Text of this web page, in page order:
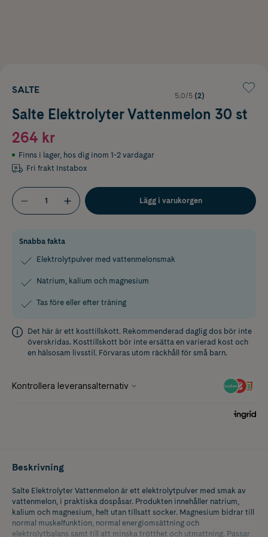
SALTE
5.0/5 (2)
Salte Elektrolyter Vattenmelon 30 st
264 kr
Finns i lager, hos dig inom 1-2 vardagar
Fri frakt Instabox
Lägg i varukorgen
Snabba fakta
Elektrolytpulver med vattenmelonsmak
Natrium, kalium och magnesium
Tas före eller efter träning
Det här är ett kosttillskott. Rekommenderad daglig dos bör inte
överskridas. Kosttillskott bör inte ersätta en varierad kost och
en hälsosam livsstil. Förvaras utom räckhåll för små barn.
Beskrivning
Salte Elektrolyter Vattenmelon är ett elektrolytpulver med smak av
vattenmelon, i praktiska dospåsar. Produkten innehåller natrium,
kalium och magnesium, helt utan tillsatt socker. Magnesium bidrar till
normal muskelfunktion, normal energiomsättning och
elektrolytbalans samt till att minska trötthet och utmattning. Passar